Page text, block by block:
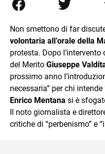
le diverse sfumature
vita che parlano di
Non smettono di far
volontaria all’orale della
protesta. Dopo
del Merito Giuseppe
prossimo anno
necessaria” per chi
Enrico Mentana si è
Il noto giornalista e
critiche di “perbenismo” e